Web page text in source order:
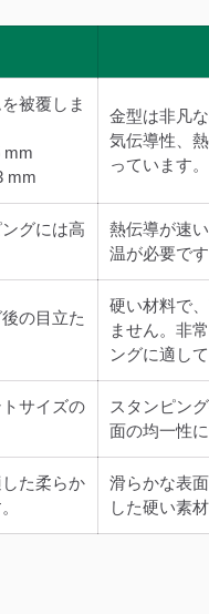
被覆しま
mm
mm
金型は非凡
気伝導性、
っています。
グには高
熱伝導が速
温が必要です
の目立た
硬い材料で
ません。非
ングに適して
サイズの
スタンピン
面の均一性
た柔らか
滑らかな表
した硬い素材
ズドフィルム